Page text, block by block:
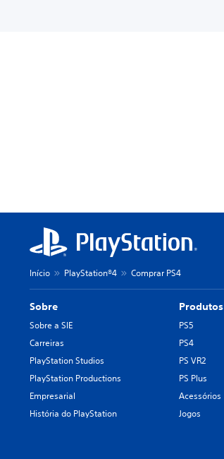
Início PlayStation®4 Comprar PS4
Sobre
Sobre a SIE
Carreiras
PlayStation Studios
PlayStation Productions
Empresarial
História do PlayStation
Produtos
PS5
PS4
PS VR2
PS Plus
Acessórios
Jogos